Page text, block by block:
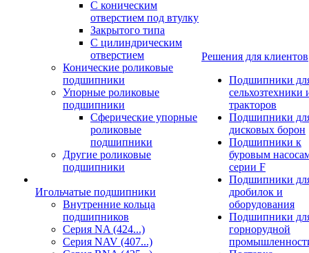
С коническим
отверстием под втулку
Закрытого типа
С цилиндрическим
отверстием
Конические роликовые
подшипники
Упорные роликовые
подшипники
Сферические упорные
роликовые
подшипники
Другие роликовые
подшипники
Игольчатые подшипники
Внутренние кольца
подшипников
Серия NA (424...)
Серия NAV (407...)
Решения для клиентов
Подшипники
сельхозтехники
тракторов
Подшипники
дисковых борон
Подшипники к
буровым
серии F
Подшипники
дробилок и
оборудования
Подшипники
горнорудной